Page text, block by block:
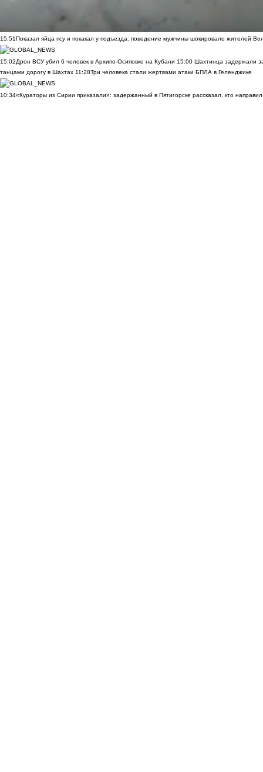
15:51Показал яйца псу и покакал у подъезда: поведение мужчины шокировало жителей
15:02Дрон ВСУ убил 6 человек в Архипо-Осиповке на Кубани 15:00 Шахтинца задержали
танцами дорогу в Шахтах 11:28Три человека стали жертвами атаки БПЛА в Геленджике
10:34«Кураторы из Сирии приказали»: задержанный в Пятигорске рассказал, кто направил